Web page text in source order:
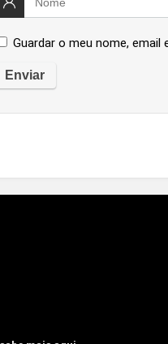
Guardar o meu nome, email